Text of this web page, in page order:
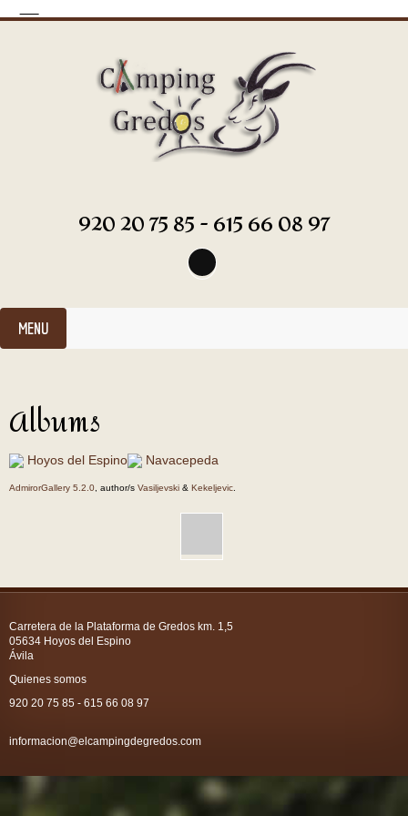
920 20 75 85 - 615 66 08 97
Albums
Hoyos del Espino Navacepeda
AdmirorGallery 5.2.0 , author/s Vasiljevski & Kekeljevic
Carretera de la Plataforma de Gredos km. 1,5
05634 Hoyos del Espino
Ávila
Quienes somos
920 20 75 85 - 615 66 08 97
informacion@elcampingdegredos.com